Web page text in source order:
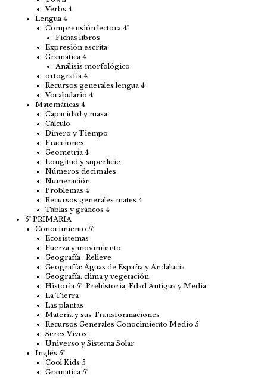
Verbs 4
Lengua 4
Comprensión lectora 4º
Fichas libros
Expresión escrita
Gramática 4
Análisis morfológico
ortografía 4
Recursos generales lengua 4
Vocabulario 4
Matemáticas 4
Capacidad y masa
Cálculo
Dinero y Tiempo
Fracciones
Geometría 4
Longitud y superficie
Números decimales
Numeración
Problemas 4
Recursos generales mates 4
Tablas y gráficos 4
5º PRIMARIA
Conocimiento 5º
Ecosistemas
Fuerza y movimiento
Geografía : Relieve
Geografía: Aguas de España y Andalucía
Geografía: clima y vegetación
Historia 5º :Prehistoria, Edad Antigua y Media
La Tierra
Las plantas
Materia y sus Transformaciones
Recursos Generales Conocimiento Medio 5
Seres Vivos
Universo y Sistema Solar
Inglés 5º
Cool Kids 5
Gramatica 5º